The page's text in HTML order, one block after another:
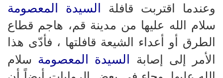
وعندما اقتربت قافلة
السيدة المعصومة
سلام الله عليها من مدينة قم، هاجم قطاع
الطرق أو أعداء الشيعة قافلتها ، فأدّى هذا
الأمر إلى إصابة
السيدة المعصومة سلام